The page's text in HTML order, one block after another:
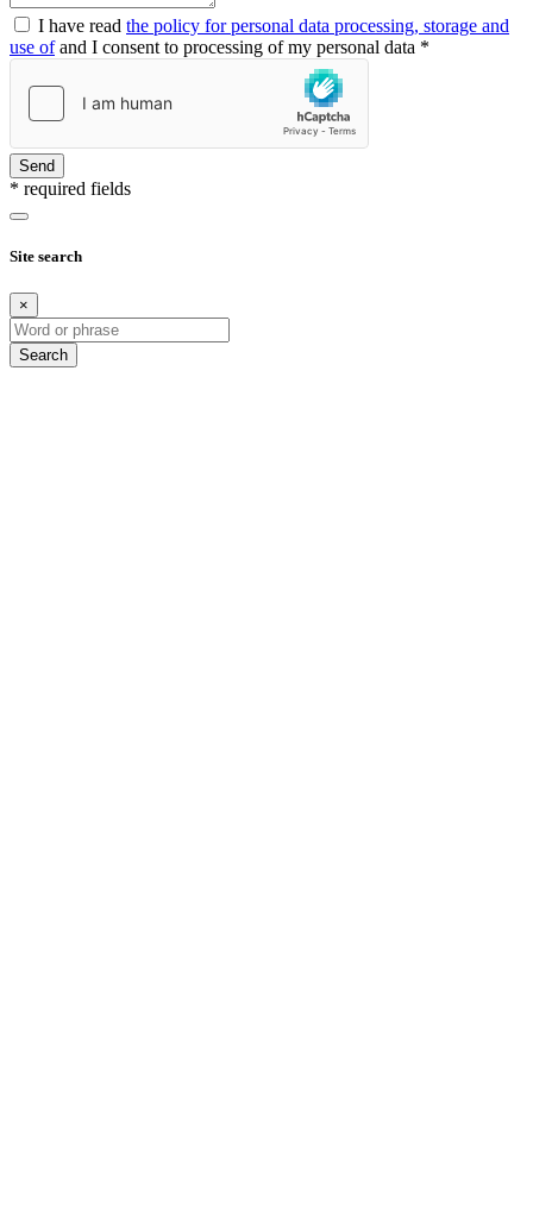
I have read the policy for personal data processing, storage and
use ofand I consent to processing of my personal data *
Send
* required fields
Site search
×
Search